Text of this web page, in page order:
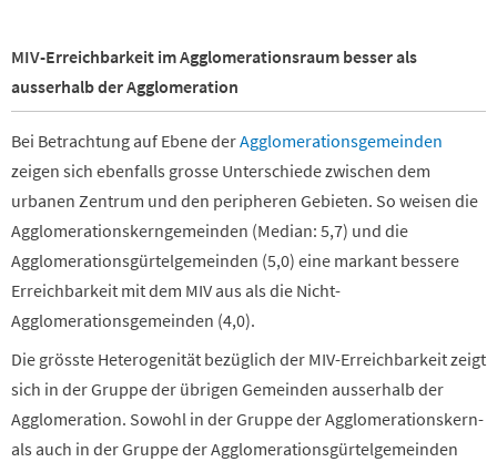
MIV-Erreichbarkeit im Agglomerationsraum besser als
ausserhalb der Agglomeration
Bei Betrachtung auf Ebene derAgglomerationsgemeinden
zeigen sich ebenfalls grosse Unterschiede zwischen dem
urbanen Zentrum und den peripheren Gebieten. So weisen die
Agglomerationskerngemeinden (Median: 5,7) und die
Agglomerationsgürtelgemeinden (5,0) eine markant bessere
Erreichbarkeit mit dem MIV aus als die Nicht-
Agglomerationsgemeinden (4,0).
Die grösste Heterogenität bezüglich der MIV-Erreichbarkeit zeigt
sich in der Gruppe der übrigen Gemeinden ausserhalb der
Agglomeration. Sowohl in der Gruppe der Agglomerationskern-
als auch in der Gruppe der Agglomerationsgürtelgemeinden